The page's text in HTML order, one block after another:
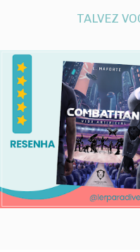
TALVEZ